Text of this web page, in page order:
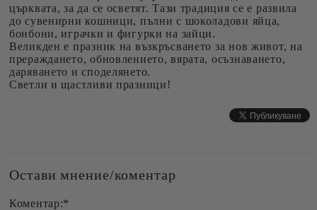
църквата, за да се осветят. Тази традиция се е развила
до сувенирни кошници, пълни с шоколадови яйца,
бонбони, играчки и фигурки на зайци.
Великден е празник на възкръсването за нов живот, на
прераждането, обновлението, вярата, осъзнаването,
даряването и споделянето.
Светли и щастливи празници!
Остави мнение/коментар
Коментар:*